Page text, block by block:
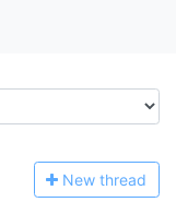
New thread